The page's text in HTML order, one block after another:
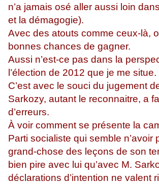
n’a jamais osé aller aussi loin
et la démagogie).
Avec des atouts comme ceux-là,
bonnes chances de gagner.
Aussi n’est-ce pas dans la
l’élection de 2012 que je me situe.
C’est avec le souci du jugement
Sarkozy, autant le reconnaitre, a
d’erreurs.
À voir comment se présente la
Parti socialiste qui semble n’avoir
grand-chose des leçons de son
bien pire avec lui qu’avec M.
déclarations d’intention ne valent